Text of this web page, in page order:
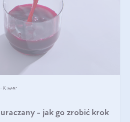
Kiwer
- jak go zrobić krok